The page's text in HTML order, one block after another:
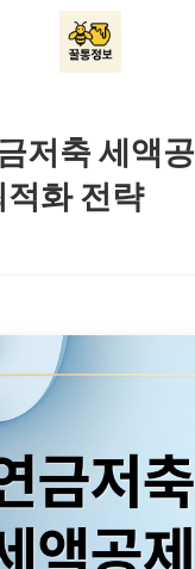
저축 세액
적화 전략